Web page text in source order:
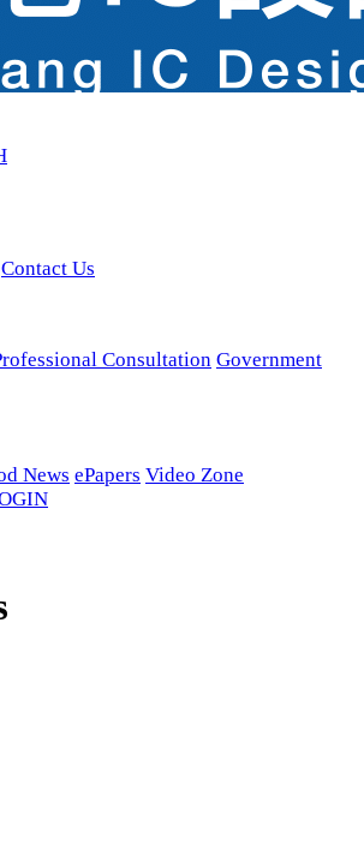
Contact Us
Consultation Government
News ePapers Video Zone